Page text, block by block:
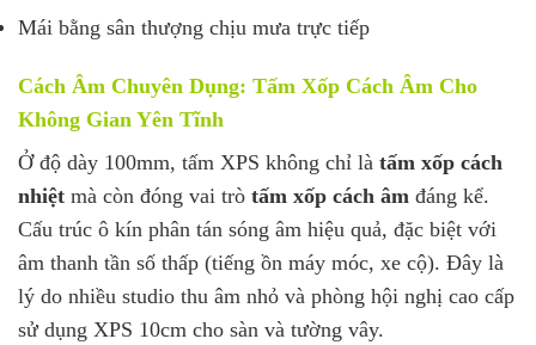
Mái bằng sân thượng chịu mưa trực tiếp
Cách Âm Chuyên Dụng: Tấm Xốp Cách Âm Cho
Không Gian Yên Tĩnh
Ở độ dày 100mm, tấm XPS không chỉ là tấm xốp cách
nhiệt mà còn đóng vai trò tấm xốp cách âm đáng kể.
Cấu trúc ô kín phân tán sóng âm hiệu quả, đặc biệt với
âm thanh tần số thấp (tiếng ồn máy móc, xe cộ). Đây là
lý do nhiều studio thu âm nhỏ và phòng hội nghị cao cấp
sử dụng XPS 10cm cho sàn và tường vây.